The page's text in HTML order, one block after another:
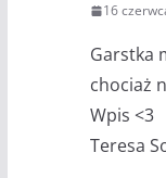
16
Garstka
chociaż
Wpis <3
Teresa